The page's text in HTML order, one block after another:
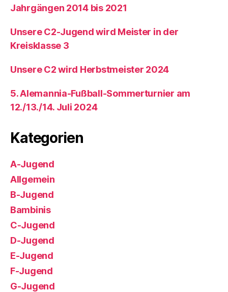
Jahrgängen 2014 bis 2021
Unsere C2-Jugend wird Meister in der
Kreisklasse 3
Unsere C2 wird Herbstmeister 2024
5. Alemannia-Fußball-Sommerturnier am
12./13./14. Juli 2024
Kategorien
A-Jugend
Allgemein
B-Jugend
Bambinis
C-Jugend
D-Jugend
E-Jugend
F-Jugend
G-Jugend